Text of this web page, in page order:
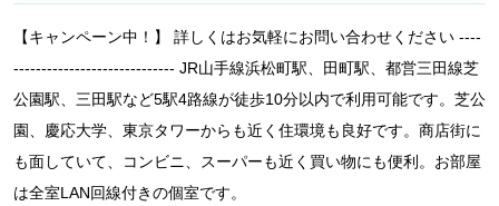
【キャンペーン中！】 詳しくはお気軽にお問い合わせください ----
----------------------------- JR山手線浜松町駅、田町駅、都営三田線芝
公園駅、三田駅など5駅4路線が徒歩10分以内で利用可能です。芝公
園、慶応大学、東京タワーからも近く住環境も良好です。商店街に
も面していて、コンビニ、スーパーも近く買い物にも便利。お部屋
は全室LAN回線付きの個室です。